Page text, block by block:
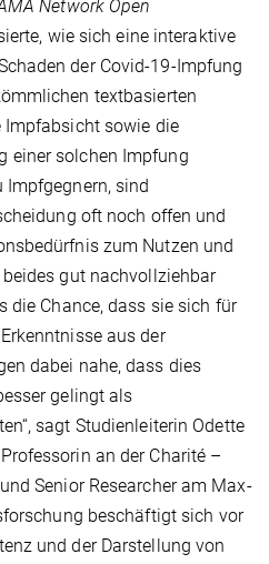
Network Open
wie sich eine interaktive
der Covid-19-Impfung
textbasierten
sowie die
einer solchen Impfung
Impfgegnern, sind
oft noch offen und
zum Nutzen und
gut nachvollziehbar
die Chance, dass sie sich für
aus der
dabei nahe, dass dies
gelingt als
sagt Studienleiterin Odette
an der Charité –
Senior Researcher am Max-
beschäftigt sich vor
und der Darstellung von